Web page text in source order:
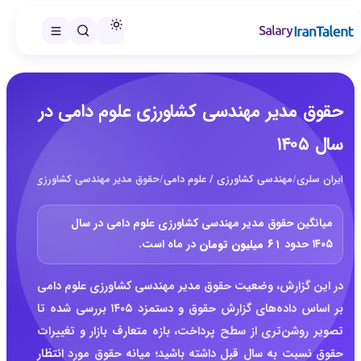
حقوق مدیر مهندسی کشاورزی علوم دامی در
سال ۱۴۰۵
ایران سلری/مهندسی کشاورزی / علوم دامی/حقوق مدیر مهندسی کشاورزی علوم دامی
میانگین حقوق مدیر مهندسی کشاورزی علوم دامی در سال
۱۴۰۵ حدود
۶۱ میلیون تومان در ماه است.
در این گزارش، وضعیت حقوق مدیر مهندسی کشاورزی علوم دامی
بر اساس داده‌های گزارش حقوق و دستمزد ۱۴۰۵ بررسی شده تا
تصویر روشن‌تری از سطح پرداخت، بازه متعارف بازار و تغییرات
حقوق نسبت به سال قبل داشته باشید؛ میانه حقوق مورد انتظار